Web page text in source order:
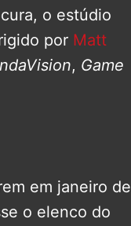
o estúdio
por Matt
, Game
em janeiro de
o elenco do